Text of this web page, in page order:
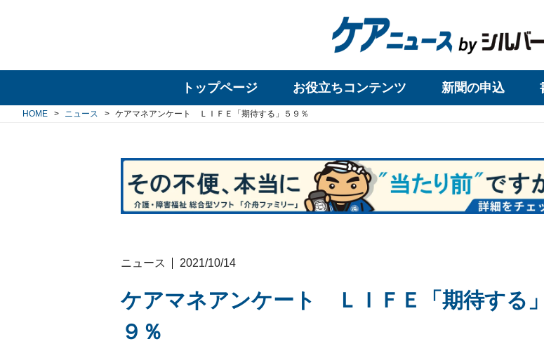
トップページ お役立ちコンテンツ 新聞の申込
HOME ニュース ケアマネアンケート ＬＩＦＥ「期待する」５９％
ニュース 2021/10/14
ケアマネアンケート ＬＩＦＥ「期待する
９％